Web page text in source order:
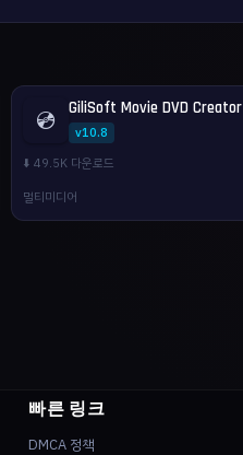
💿 GiliSoft Movie DVD Creator
v10.8
⬇️ 49.5K 다운로드
멀티미디어
빠른 링크
DMCA 정책